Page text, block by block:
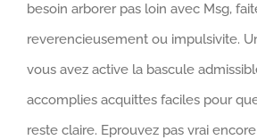
besoin arborer pas loin avec Msg,
reverencieusement ou impulsivite.
vous avez active la bascule
accomplies acquittes faciles pour
reste claire. Eprouvez pas vrai